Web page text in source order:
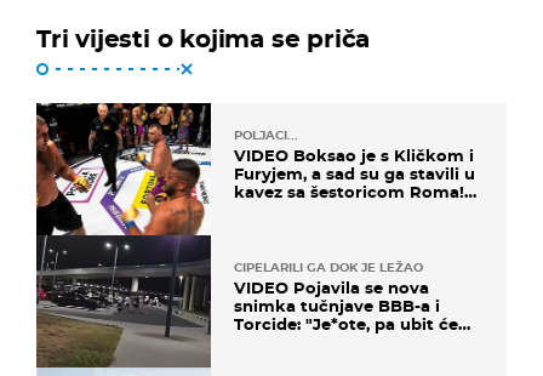
Tri vijesti o kojima se priča
POLJACI...
VIDEO Boksao je s Kličkom i
Furyjem, a sad su ga stavili u
kavez sa šestoricom Roma!
CIPELARILI GA DOK JE LEŽAO
VIDEO Pojavila se nova
snimka tučnjave BBB-a i
Torcide: "Je*ote, pa ubit će